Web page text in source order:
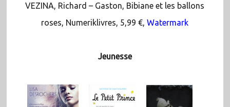
VEZINA, Richard – Gaston, Bibiane et les ballons
roses, Numeriklivres, 5,99 €,Watermark
Jeunesse